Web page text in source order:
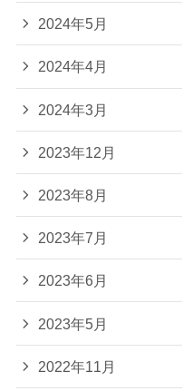
2024年5月
2024年4月
2024年3月
2023年12月
2023年8月
2023年7月
2023年6月
2023年5月
2022年11月